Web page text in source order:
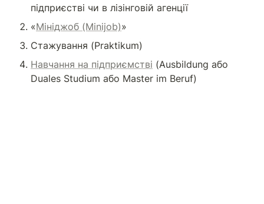
підприєстві чи в лізінговій агенції
«Мініджоб (Minijob)»
Стажування (Praktikum)
Навчання на підприємстві (Ausbildung або
Duales Studium або Master im Beruf)